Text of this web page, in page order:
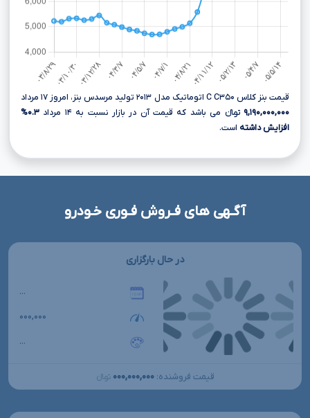
قیمت بنز کلاس C C۳۵۰ اتوماتیک مدل ۲۰۱۳ تولید مرسدس بنز، امروز ۱۷ مرداد
۹,۱۹۰,۰۰۰,۰۰۰ تومانءءء می باشد که قیمت آن در بازار نسبت به ۱۴ مرداد
۰.۳%
افزایش داشته است.
آگـهی های فـروش فـوری خـودرو
در حال بارگزاری
...
۰۰۰,۰۰۰
...
قیمت فروشنده: ۰۰۰,۰۰۰,۰۰۰ تومانءءء